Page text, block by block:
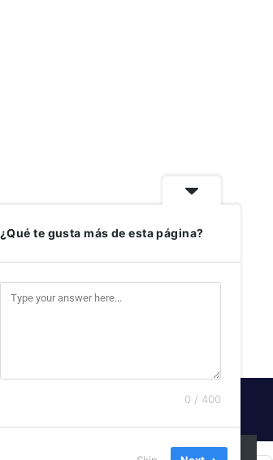
SUSCRIBIRSE
¿Qué te gusta más de esta página?
0 / 400